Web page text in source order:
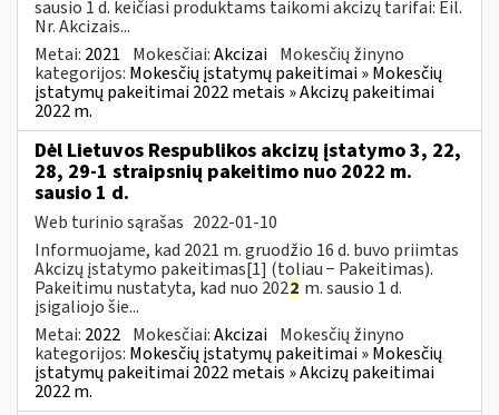
sausio 1 d. keičiasi produktams taikomi akcizų tarifai: Eil.
Nr. Akcizais...
Metai: 2021 Mokesčiai:Akcizai Mokesčių žinyno
kategorijos: Mokesčių įstatymų pakeitimai » Mokesčių
įstatymų pakeitimai 2022 metais » Akcizų pakeitimai
2022 m.
Dėl Lietuvos Respublikos akcizų įstatymo 3, 22,
28, 29-1 straipsnių pakeitimo nuo 2022 m.
sausio 1 d.
Web turinio sąrašas 2022-01-10
Informuojame, kad 2021 m. gruodžio 16 d. buvo priimtas
Akcizų įstatymo pakeitimas[1] (toliau − Pakeitimas).
Pakeitimu nustatyta, kad nuo 2022 m. sausio 1 d.
įsigaliojo šie...
Metai: 2022 Mokesčiai:Akcizai Mokesčių žinyno
kategorijos: Mokesčių įstatymų pakeitimai » Mokesčių
įstatymų pakeitimai 2022 metais » Akcizų pakeitimai
2022 m.